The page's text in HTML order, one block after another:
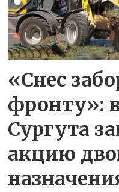
«Снес
фронту»:
Сургута
акцию